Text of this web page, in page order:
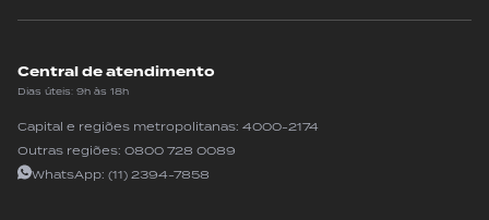
Central de atendimento
Dias úteis: 9h às 18h
Capital e regiões metropolitanas: 4000-2174
Outras regiões: 0800 728 0089
WhatsApp: (11) 2394-7858